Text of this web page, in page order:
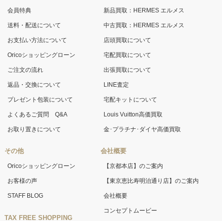
会員特典
送料・配送について
お支払い方法について
Oricoショッピングローン
ご注文の流れ
返品・交換について
プレゼント包装について
よくあるご質問 Q&A
お取り置きについて
その他
Oricoショッピングローン
お客様の声
STAFF BLOG
TAX FREE SHOPPING
新品買取：HERMES エルメス
中古買取：HERMES エルメス
店頭買取について
宅配買取について
出張買取について
LINE査定
宅配キットについて
Louis Vuitton高価買取
金･プラチナ･ダイヤ高価買取
会社概要
【京都本店】のご案内
【東京恵比寿明治通り店】のご案内
会社概要
コンセプトムービー